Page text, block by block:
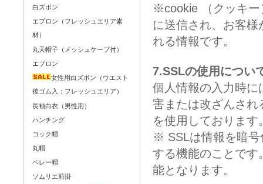
※cookie （クッキー
に送信され、お客
れる情報です。
7.SSLの使用につい
個人情報の入力時に
害または改ざんされ
を使用しております
※ SSLは情報を暗号
する機能のことです
能となります。
白ズボン
エプロン（フレッシュエリア素
材）
丸天帽子（メッシュケープ付）
エプロン
女性用白ズボン（ウエスト
後ゴム入：フレッシュエリア）
長袖白衣（男性用）
ハンチング
コック帽
丸帽
ベレー帽
ソムリエ前掛